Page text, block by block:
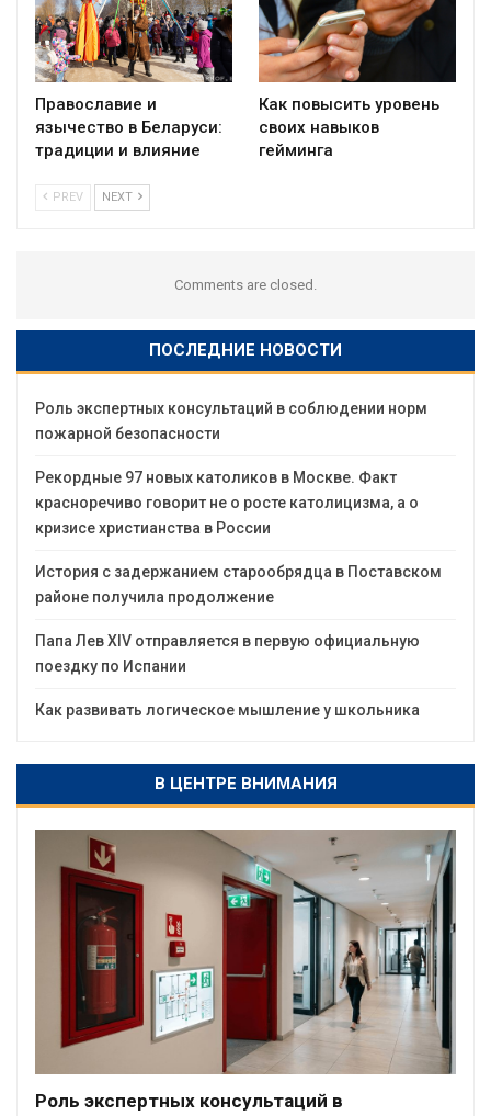
Православие и
язычество в Беларуси:
традиции и влияние
Как повысить уровень
своих навыков
гейминга
PREV NEXT
Comments are closed.
ПОСЛЕДНИЕ НОВОСТИ
Роль экспертных консультаций в соблюдении норм
пожарной безопасности
Рекордные 97 новых католиков в Москве. Факт
красноречиво говорит не о росте католицизма, а о
кризисе христианства в России
История с задержанием старообрядца в Поставском
районе получила продолжение
Папа Лев XIV отправляется в первую официальную
поездку по Испании
Как развивать логическое мышление у школьника
В ЦЕНТРЕ ВНИМАНИЯ
Роль экспертных консультаций в